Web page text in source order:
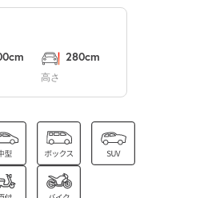
休 休
高さ
280cm